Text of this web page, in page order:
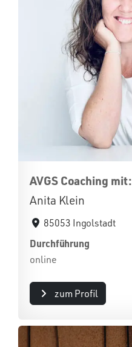
AVGS Coaching mit:
Anita Klein
85053 Ingolstadt
Durchführung
online
zum Profil